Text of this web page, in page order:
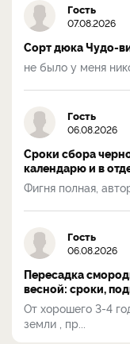
Гость
07.08.2026
Сорт дюка Чудо-
не было у меня
Гость
06.08.2026
Сроки сбора
календарю и в
Фигня полная,
Гость
06.08.2026
Пересадка
весной: сроки,
От хорошего 3-4
земли , пр...